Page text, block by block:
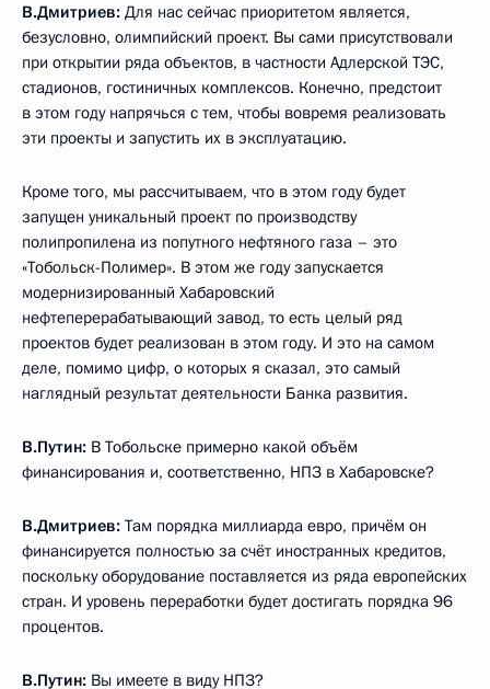
В.Дмитриев: Для нас сейчас приоритетом является,
безусловно, олимпийский проект. Вы сами присутствовали
при открытии ряда объектов, в частности Адлерской ТЭС,
стадионов, гостиничных комплексов. Конечно, предстоит
в этом году напрячься с тем, чтобы вовремя реализовать
эти проекты и запустить их в эксплуатацию.
Кроме того, мы рассчитываем, что в этом году будет
запущен уникальный проект по производству
полипропилена из попутного нефтяного газа – это
«Тобольск-Полимер». В этом же году запускается
модернизированный Хабаровский
нефтеперерабатывающий завод, то есть целый ряд
проектов будет реализован в этом году. И это на самом
деле, помимо цифр, о которых я сказал, это самый
наглядный результат деятельности Банка развития.
В.Путин: В Тобольске примерно какой объём
финансирования и, соответственно, НПЗ в Хабаровске?
В.Дмитриев: Там порядка миллиарда евро, причём он
финансируется полностью за счёт иностранных кредитов,
поскольку оборудование поставляется из ряда европейских
стран. И уровень переработки будет достигать порядка 96
процентов.
В.Путин: Вы имеете в виду НПЗ?